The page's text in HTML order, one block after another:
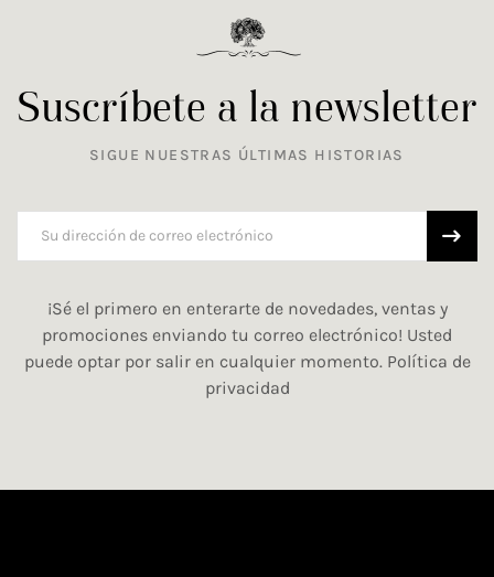
Suscríbete a la newsletter
SIGUE NUESTRAS ÚLTIMAS HISTORIAS
¡Sé el primero en enterarte de novedades, ventas y
promociones enviando tu correo electrónico! Usted
puede optar por salir en cualquier momento. Política de
privacidad